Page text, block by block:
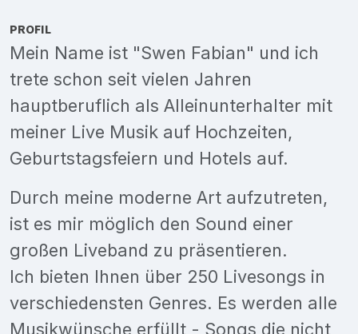
PROFIL
Mein Name ist "Swen Fabian" und ich
trete schon seit vielen Jahren
hauptberuflich als Alleinunterhalter mit
meiner Live Musik auf Hochzeiten,
Geburtstagsfeiern und Hotels auf.
Durch meine moderne Art aufzutreten,
ist es mir möglich den Sound einer
großen Liveband zu präsentieren.
Ich bieten Ihnen über 250 Livesongs in
verschiedensten Genres. Es werden alle
Musikwünsche erfüllt - Songs die nicht